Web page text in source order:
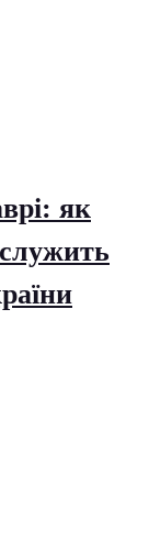
як